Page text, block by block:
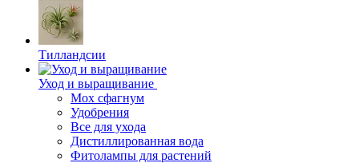
Тилландсии
Уход и выращивание
Мох сфагнум
Удобрения
Все для ухода
Дистиллированная вода
Фитолампы для растений